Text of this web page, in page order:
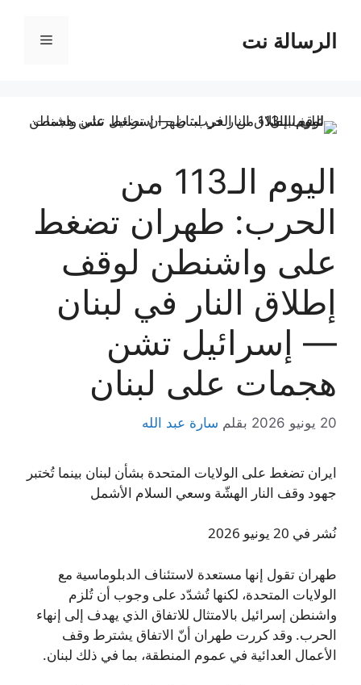
المحتوىالرسالة نت القائمة
اليوم الـ113 من
الحرب: طهران تضغط
على واشنطن لوقف
إطلاق النار في لبنان
— إسرائيل تشن
هجمات على لبنان
20 يونيو 2026 بقلم سارة عبد الله
ايران تضغط على الولايات المتحدة بشأن لبنان بينما تُختبر
جهود وقف النار الهشّة وسعي السلام الأشمل
نُشر في 20 يونيو 2026
طهران تقول إنها مستعدة لاستئناف الدبلوماسية مع
الولايات المتحدة، لكنها تُشدّد على وجوب أن تُلزم
واشنطن إسرائيل بالامتثال للاتفاق الذي يهدف إلى إنهاء
الحرب. وقد كررت طهران أنّ الاتفاق يشترط وقف
الأعمال العدائية في عموم المنطقة، بما في ذلك لبنان.